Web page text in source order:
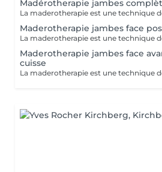
Madérotherapie jambes
Maderotherapie jambes face
Maderotherapie jambes face
cuisse